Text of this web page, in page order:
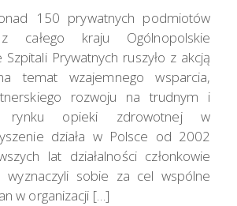
150 prywatnych podmiotów
całego kraju Ogólnopolskie
Szpitali Prywatnych ruszyło z akcją
temat wzajemnego wsparcia,
rozwoju na trudnym i
rynku opieki zdrowotnej w
działa w Polsce od 2002
lat działalności członkowie
wyznaczyli sobie za cel wspólne
w organizacji […]